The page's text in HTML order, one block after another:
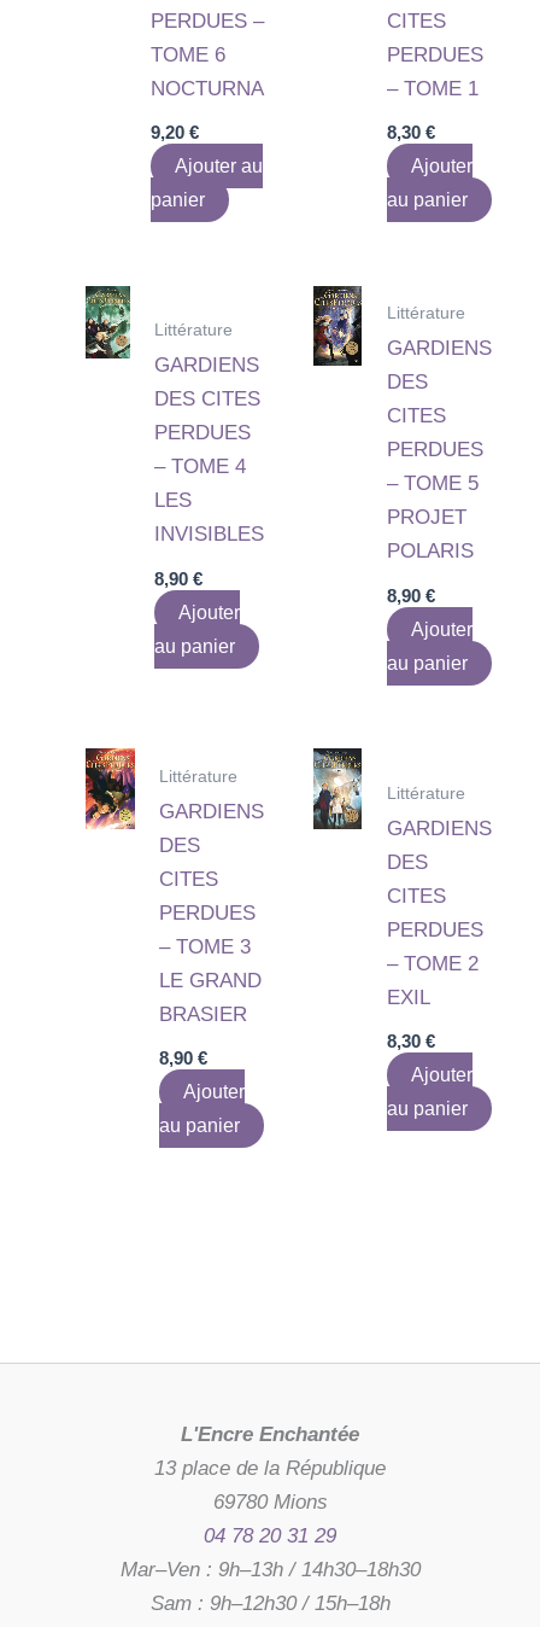
PERDUES –
TOME 6
NOCTURNA
9,20€
Ajouter au
panier
CITES
PERDUES
– TOME 1
8,30 €
Ajouter
au panier
Littérature
GARDIENS
DES CITES
PERDUES
– TOME 4
LES
INVISIBLES
8,90€
Ajouter
au panier
Littérature
GARDIENS
DES
CITES
PERDUES
– TOME 5
PROJET
POLARIS
8,90 €
Ajouter
au panier
Littérature
GARDIENS
DES
CITES
PERDUES
– TOME 3
LE GRAND
BRASIER
8,90€
Ajouter
au panier
Littérature
GARDIENS
DES
CITES
PERDUES
– TOME 2
EXIL
8,30 €
Ajouter
au panier
L'Encre Enchantée
13 place de la République
69780 Mions
04 78 20 31 29
Mar–Ven : 9h–13h / 14h30–18h30
Sam : 9h–12h30 / 15h–18h